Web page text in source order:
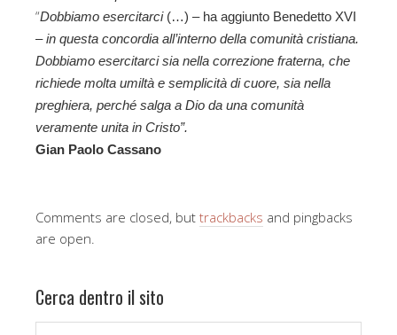
“Dobbiamo esercitarci(…) – ha aggiunto Benedetto XVI
–in questa concordia all’interno della comunità cristiana.
Dobbiamo esercitarci sia nella correzione fraterna, che
richiede molta umiltà e semplicità di cuore, sia nella
preghiera, perché salga a Dio da una comunità
veramente unita in Cristo”.
Gian Paolo Cassano
Comments are closed, but trackbacks and pingbacks
are open.
Cerca dentro il sito